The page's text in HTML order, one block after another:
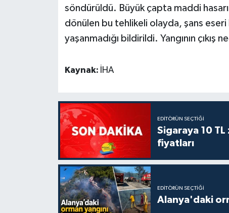
söndürüldü. Büyük çapta maddi
dönülen bu tehlikeli olayda, şans eseri
yaşanmadığı bildirildi. Yangının
Kaynak: İHA
EDITÖRÜN SEÇTIĞI
Sigaraya 10
fiyatları
EDITÖRÜN SEÇTIĞI
Alanya'daki